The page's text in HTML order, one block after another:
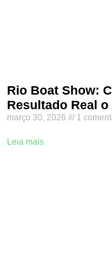
Rio Boat Show:
Resultado Real
março 30, 2026 1
Leia mais